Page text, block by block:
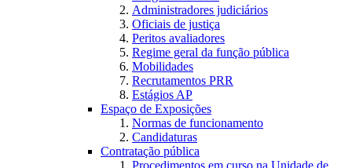
Administradores judiciários
Oficiais de justiça
Peritos avaliadores
Regime geral da função pública
Mobilidades
Recrutamentos PRR
Estágios AP
Espaço de Exposições
Normas de funcionamento
Candidaturas
Contratação pública
Procedimentos em curso na Unidade de